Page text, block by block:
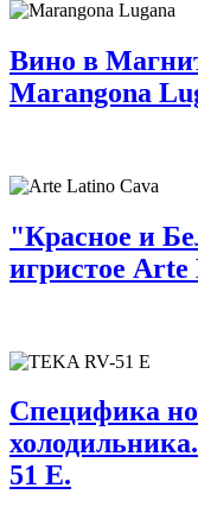
Вино в
Marangona
"Красное и
игристое
Специфика
51 E.